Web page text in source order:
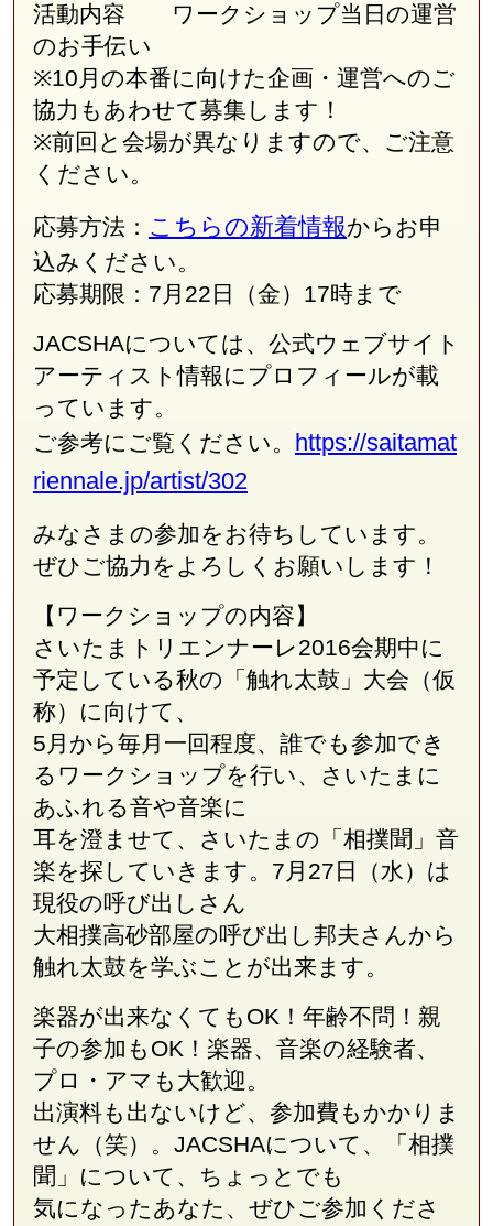
活動内容 ワークショップ当日の運営
のお手伝い
※10月の本番に向けた企画・運営へのご
協力もあわせて募集します！
※前回と会場が異なりますので、ご注意
ください。
応募方法： こちらの新着情報からお申
込みください。
応募期限：7月22日（金） 17時まで
JACSHAについては、公式ウェブサイト
アーティスト情報にプロフィールが載
っています。
ご参考にご覧ください。 https://saitamat
riennale.jp/artist/302
みなさまの参加をお待ちしています。
ぜひご協力をよろしくお願いします！
【ワークショップの内容】
さいたまトリエンナーレ2016会期中に
予定している秋の「触れ太鼓」大会（仮
称）に向けて、
5 月から毎月一回程度、誰でも参加でき
るワークショップを行い、さいたまに
あふれる音や音楽に
耳を澄ませて、さいたまの「相撲聞」音
楽を探していきます。7月 27日（水）は
現役の呼び出しさん
大相撲高砂部屋の呼び出し邦夫さんから
触れ太鼓を学ぶことが出来ます。
楽器が出来なくても OK ！年齢不問！親
子の参加も OK ！楽器、音楽の経験者、
プロ・アマも大歓迎。
出演料も出ないけど、参加費もかかりま
せん（笑）。 JACSHAについて、「相撲
聞」について、ちょっとでも
気になったあなた、ぜひご参加くださ